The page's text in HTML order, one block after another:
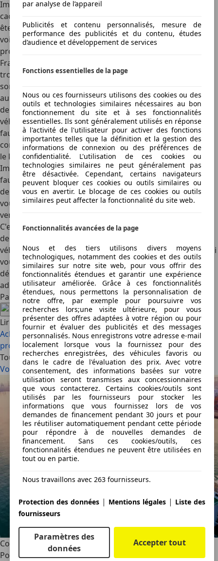
Importer une voiture d'Allemagne n'empêche pas les vices
cachés Si vous découvrez des vices cachés alors que vous
êtes déjà de retour en France, il est compliqué d'agir. La
voiture d'importation depuis l'Allemagne offre moins de
protection juridique à l'acheteur en Allemagne qu'en
France. En effet, il sera aussi difficile d'agir si il y a
tromperie sur le kilométrage. Certains cabinets d'avocats
sont spécialisés dans ces actions. Il faut demander conseil
auprès d'une association française d'automobilistes. Ces
dernières conseillent toujours de faire expertiser un
véhicule avant de l'acheter et de l'importer en France. Il
faut payer environ 60 à 80 euros pour ce diagnostic de
contrôle du kilométrage réel. Vous pouvez aussi contrôler
le kilométrage sur les factures d'entretien.
Importer un véhicule d'Allemagne se déclare aux impôts Il
faudra faire un tour au centre des impôts le plus proche
de votre domicile dans les 15 jours qui suivent l'achat. Il
vous sera demandé une pièce d'identité, le contrat de
vente de l'automobile et la carte grise du véhicule acheté.
C'est la Préfecture qui délivre la carte grise. Elle vous
demandera le certificat de conformité européen du
véhicule remis au moment de l'achat par le constructeur. Si
vous ne l'avez pas, il faut s'adresser aux Mines de votre
département de résidence. C'est impératif si vous êtes
adepte de l'importation de véhicules d'Allemagne.
Partagez cet article
Lire aussi
Achat de voiture en Allemagne : bon plan et
procéduresComment importer une voiture de Suisse
Tous les articles
Voir tout
Comment importer une voiture d'Italie
Pourquoi importer une voiture d'Italie ? Le marché de
par analyse de l’appareil
Publicités et contenu personnalisés, mesure de
performance des publicités et du contenu, études
d’audience et développement de services
Fonctions essentielles de la page
Nous ou ces fournisseurs utilisons des cookies ou des
outils et technologies similaires nécessaires au bon
fonctionnement du site et à ses fonctionnalités
essentielles. Ils sont généralement utilisés en réponse
à l'activité de l'utilisateur pour activer des fonctions
importantes telles que la définition et la gestion des
informations de connexion ou des préférences de
confidentialité. L'utilisation de ces cookies ou
technologies similaires ne peut généralement pas
être désactivée. Cependant, certains navigateurs
peuvent bloquer ces cookies ou outils similaires ou
vous en avertir. Le blocage de ces cookies ou outils
similaires peut affecter la fonctionnalité du site web.
Fonctionnalités avancées de la page
Nous et des tiers utilisons divers moyens
technologiques, notamment des cookies et des outils
similaires sur notre site web, pour vous offrir des
fonctionnalités étendues et garantir une expérience
utilisateur améliorée. Grâce à ces fonctionnalités
étendues, nous permettons la personnalisation de
notre offre, par exemple pour poursuivre vos
recherches lors;une visite ultérieure, pour vous
présenter des offres adaptées à votre région ou pour
fournir et évaluer des publicités et des messages
personnalisés. Nous enregistrons votre adresse e-mail
localement lorsque vous la fournissez pour des
recherches enregistrées, des véhicules favoris ou
dans le cadre de l'évaluation des prix. Avec votre
consentement, des informations basées sur votre
utilisation seront transmises aux concessionnaires
que vous contacterez. Certains cookies/outils sont
utilisés par les fournisseurs pour stocker les
informations que vous fournissez lors de vos
demandes de financement pendant 30 jours et pour
les réutiliser automatiquement pendant cette période
pour répondre à de nouvelles demandes de
financement. Sans ces cookies/outils, ces
fonctionnalités étendues ne peuvent être utilisées en
tout ou en partie.
Nous travaillons avec 263 fournisseurs.
Protection des données | Mentions légales | Liste des
fournisseurs
Paramètres des
données
Accepter tout